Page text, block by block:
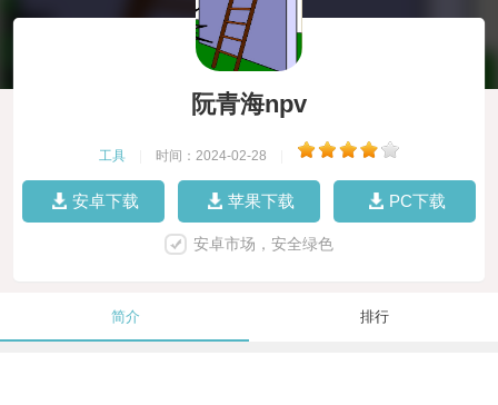
阮青海npv
工具 时间：2024-02-28
安卓下载 苹果下载 PC下载
安卓市场，安全绿色
简介 排行